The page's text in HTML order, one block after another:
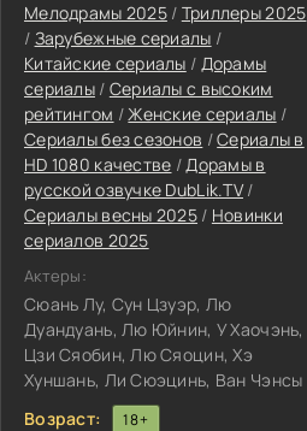
Мелодрамы 2025/ Триллеры 2025
/ Зарубежные сериалы /
Китайские сериалы / Дорамы
сериалы/ Сериалы с высоким
рейтингом /Женские сериалы /
Сериалы без сезонов /Сериалы в
HD 1080 качестве /Дорамы в
русской озвучке DubLik.TV/
Сериалы весны 2025 / Новинки
сериалов 2025
Актеры:
Сюань Лу, Сун Цзуэр, Лю
Дуандуань, Лю Юйнин, У Хаочэнь,
Цзи Сяобин, Лю Сяоцин, Хэ
Хуншань, Ли Сюэцинь, Ван Чэнсы
Возраст:
18+